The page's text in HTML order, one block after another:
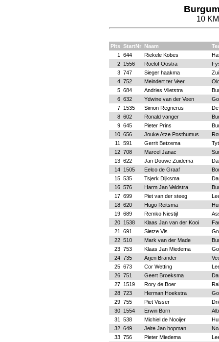
10
Plts StartNr Naam
1
644 Riekele Kobes
2 1556 Roelof Oostra
3 747 Sieger haakma
4 752 Meindert ter Veer
5 684 Andries Vlietstra
6 632 Ydwine van der Veen
7 1535 Simon Regnerus
8 602 Ronald vanger
9 645 Pieter Prins
10 656 Jouke Atze Posthumus
11
591 Gerrit Betzema
12 708 Marcel Janac
13 622 Jan Douwe Zuidema
14 1505 Eelco de Graaf
15 535 Tsjerk Dijksma
16 576 Harm Jan Veldstra
17 699 Piet van der steeg
18 620 Hugo Reitsma
19 689 Remko Niestijl
20 1538 Klaas Jan van der Kooi
21
691 Sietze Vis
22 510 Mark van der Made
23 753 Klaas Jan Miedema
24 735 Arjen Brander
25 673 Cor Wetting
26 751 Geert Broeksma
27 1519 Rory de Boer
28 723 Herman Hoekstra
29 755 Piet Visser
30 1554 Erwin Born
31
538 Michiel de Nooijer
32 649 Jelte Jan hopman
33 756 Pieter Miedema